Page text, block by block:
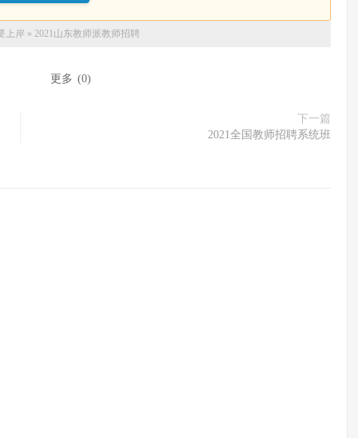
上岸 » 2021山东教师派教师招聘
更多 (0)
下一篇
2021全国教师招聘系统班